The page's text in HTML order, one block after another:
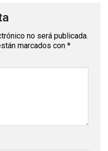
no será publicada.
marcados con *